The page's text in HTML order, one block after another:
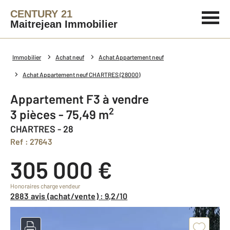
CENTURY 21
Maitrejean Immobilier
Immobilier Achat neuf Achat Appartement neuf
Achat Appartement neuf CHARTRES (28000)
Appartement F3 à vendre
3 pièces - 75,49 m2
CHARTRES - 28
Ref : 27643
305 000 €
Honoraires charge vendeur
2883 avis (achat/vente) : 9,2/10